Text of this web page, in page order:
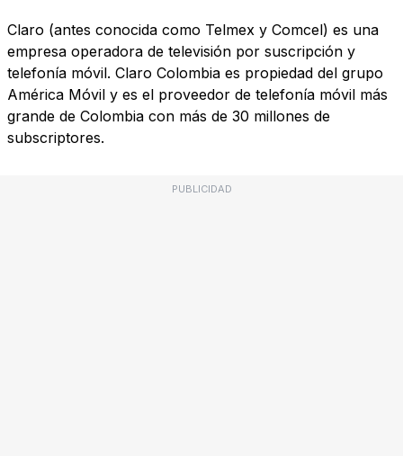
Claro (antes conocida como Telmex y Comcel) es una
empresa operadora de televisión por suscripción y
telefonía móvil. Claro Colombia es propiedad del grupo
América Móvil y es el proveedor de telefonía móvil más
grande de Colombia con más de 30 millones de
subscriptores.
PUBLICIDAD